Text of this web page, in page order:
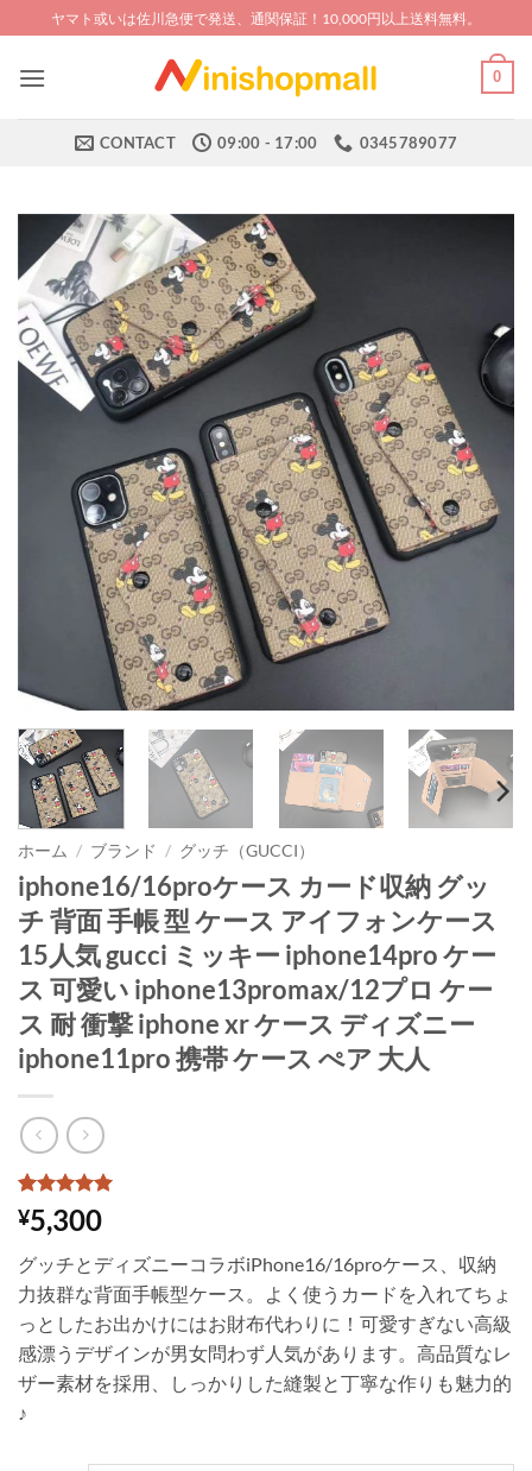
to
content
ヤマト或いは佐川急便で発送、通関保証！10,000円以上送料無料。
0
CONTACT 09:00 - 17:00 0345789077
ホーム / ブランド / グッチ（GUCCI）
iphone16/16proケース カード収納 グッ
チ 背面 手帳 型 ケース アイフォンケース
15人気 gucci ミッキー iphone14pro ケー
ス 可愛い iphone13promax/12プロ ケー
ス 耐 衝撃 iphone xr ケース ディズニー
iphone11pro 携帯 ケース ぺア 大人
1
件の利用者
評価に基づ
価のうち、
5点
¥5,300
グッチとディズニーコラボiPhone16/16proケース、収納
力抜群な背面手帳型ケース。よく使うカードを入れてちょ
っとしたお出かけにはお財布代わりに！可愛すぎない高級
感漂うデザインが男女問わず人気があります。高品質なレ
ザー素材を採用、しっかりした縫製と丁寧な作りも魅力的
♪